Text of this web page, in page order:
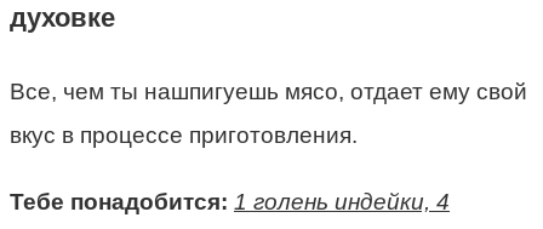
духовке
Все, чем ты нашпигуешь мясо, отдает ему свой
вкус в процессе приготовления.
Тебе понадобится: 1 голень индейки, 4